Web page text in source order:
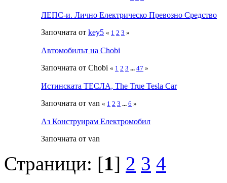
ЛЕПС-и. Лично Електрическо Превозно Средство
Започната от key5 « 1 2 3 »
Автомобилът на Chobi
Започната от Chobi « 1 2 3 ... 47 »
Истинската ТЕСЛА, The True Tesla Car
Започната от van « 1 2 3 ... 6 »
Аз Конструирам Електромобил
Започната от van
Страници: [1] 2 3 4